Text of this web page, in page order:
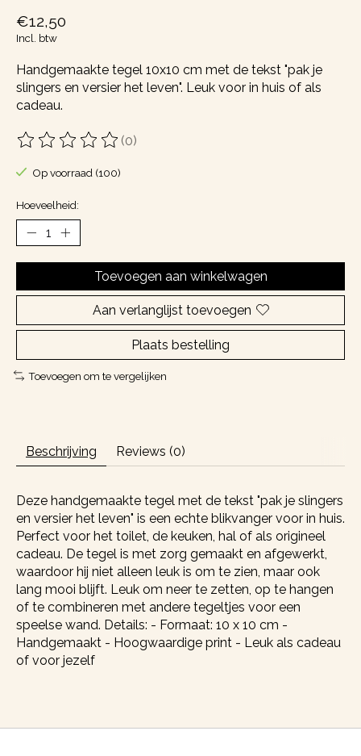
€12,50
Incl. btw
Handgemaakte tegel 10x10 cm met de tekst "pak je
slingers en versier het leven". Leuk voor in huis of als
cadeau.
De beoordeling van dit product is
(0)
Op voorraad (100)
Hoeveelheid:
Toevoegen aan winkelwagen
Aan verlanglijst toevoegen
Plaats bestelling
Toevoegen om te vergelijken
Beschrijving Reviews (0)
Deze handgemaakte tegel met de tekst "pak je slingers
en versier het leven" is een echte blikvanger voor in huis.
Perfect voor het toilet, de keuken, hal of als origineel
cadeau. De tegel is met zorg gemaakt en afgewerkt,
waardoor hij niet alleen leuk is om te zien, maar ook
lang mooi blijft. Leuk om neer te zetten, op te hangen
of te combineren met andere tegeltjes voor een
speelse wand. Details: - Formaat: 10 x 10 cm -
Handgemaakt - Hoogwaardige print - Leuk als cadeau
of voor jezelf